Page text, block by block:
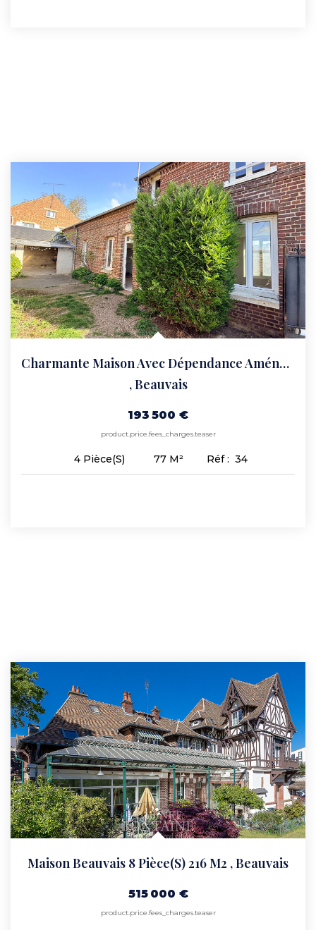
Charmante Maison Avec Dépendance Aménageable ? Proche...
,Beauvais
193 500 €
product.price.fees_charges.teaser
4 Pièce(s) 77 M² Réf : 34
Maison Beauvais 8 Pièce(s) 216 M2 ,Beauvais
515 000 €
product.price.fees_charges.teaser